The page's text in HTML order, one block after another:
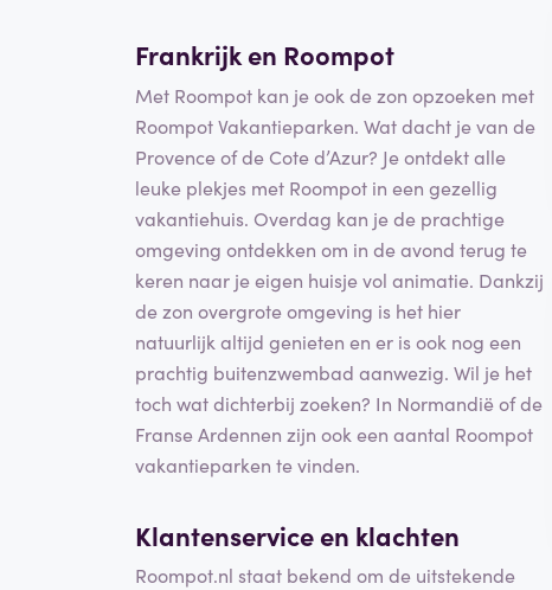
Frankrijk en Roompot
Met Roompot kan je ook de zon opzoeken met
Roompot Vakantieparken. Wat dacht je van de
Provence of de Cote d’Azur? Je ontdekt alle
leuke plekjes met Roompot in een gezellig
vakantiehuis. Overdag kan je de prachtige
omgeving ontdekken om in de avond terug te
keren naar je eigen huisje vol animatie. Dankzij
de zon overgrote omgeving is het hier
natuurlijk altijd genieten en er is ook nog een
prachtig buitenzwembad aanwezig. Wil je het
toch wat dichterbij zoeken? In Normandië of de
Franse Ardennen zijn ook een aantal Roompot
vakantieparken te vinden.
Klantenservice en klachten
Roompot.nl staat bekend om de uitstekende